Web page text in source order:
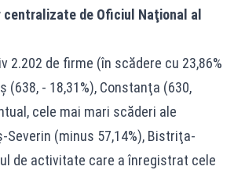
de Oficiul Naţional al
de firme (în scădere cu 23,86%
- 18,31%), Constanţa (630,
cele mai mari scăderi ale
(minus 57,14%), Bistriţa-
de activitate care a înregistrat cele